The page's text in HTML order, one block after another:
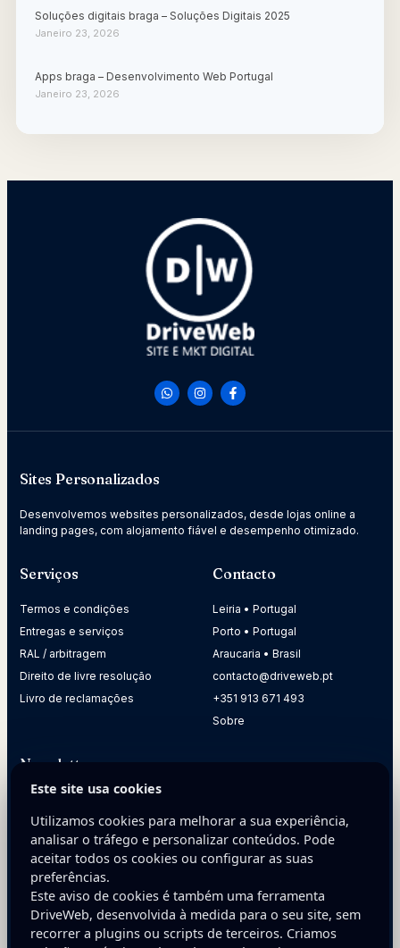
Soluções digitais braga – Soluções Digitais 2025
Janeiro 23, 2026
Apps braga – Desenvolvimento Web Portugal
Janeiro 23, 2026
Sites Personalizados
Desenvolvemos websites personalizados, desde lojas online a
landing pages, com alojamento fiável e desempenho otimizado.
Serviços
Termos e condições
Entregas e serviços
RAL / arbitragem
Direito de livre resolução
Livro de reclamações
Contacto
Leiria • Portugal
Porto • Portugal
Araucaria • Brasil
contacto@driveweb.pt
+351 913 671 493
Sobre
Newsletter
sua empresa.
E-mail
Este site usa cookies
Utilizamos cookies para melhorar a sua experiência,
analisar o tráfego e personalizar conteúdos. Pode
aceitar todos os cookies ou configurar as suas
preferências.
Este aviso de cookies é também uma ferramenta
DriveWeb, desenvolvida à medida para o seu site, sem
recorrer a plugins ou scripts de terceiros. Criamos